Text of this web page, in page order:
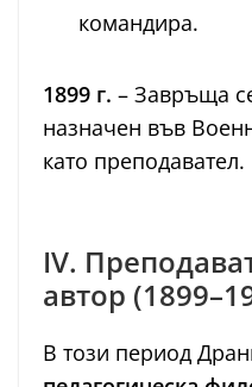
командира.
1899 г. – Завръща
назначен във
като преподавател.
IV.
автор
В този период